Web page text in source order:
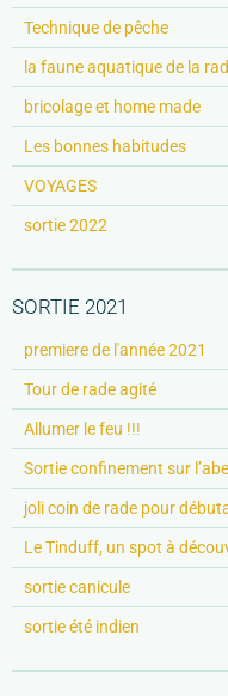
Technique de pêche
la faune aquatique de la
bricolage et home made
Les bonnes habitudes
VOYAGES
sortie 2022
SORTIE 2021
premiere de l'année 2021
Tour de rade agité
Allumer le feu !!!
Sortie confinement sur
joli coin de rade pour
Le Tinduff, un spot à
sortie canicule
sortie été indien